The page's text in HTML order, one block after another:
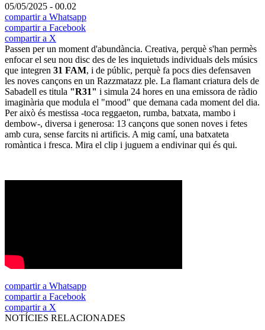
05/05/2025 - 00.02
compartir a Whatsapp
compartir a Facebook
compartir a X
Passen per un moment d'abundància. Creativa, perquè s'han permès
enfocar el seu nou disc des de les inquietuds individuals dels músics
que integren 31 FAM, i de públic, perquè fa pocs dies defensaven
les noves cançons en un Razzmatazz ple. La flamant criatura dels de
Sabadell es titula "R31" i simula 24 hores en una emissora de ràdio
imaginària que modula el "mood" que demana cada moment del dia.
Per això és mestissa -toca reggaeton, rumba, batxata, mambo i
dembow-, diversa i generosa: 13 cançons que sonen noves i fetes
amb cura, sense farcits ni artificis. A mig camí, una batxateta
romàntica i fresca. Mira el clip i juguem a endivinar qui és qui.
compartir a Whatsapp
compartir a Facebook
compartir a X
NOTÍCIES RELACIONADES